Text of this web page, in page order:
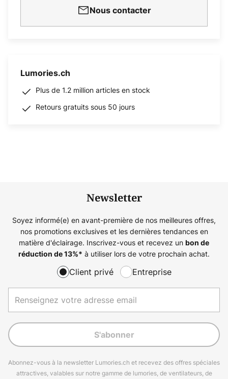
Nous contacter
Lumories.ch
Plus de 1.2 million articles en stock
Retours gratuits sous 50 jours
Newsletter
Soyez informé(e) en avant-première de nos meilleures offres,
nos promotions exclusives et les dernières tendances en
matière d'éclairage. Inscrivez-vous et recevez un bon de
réduction de13%* à utiliser lors de votre prochain achat.
Client privé Entreprise
S'abonner
Abonnez-vous à la newsletter Lumories.ch et recevez des offres spéciales
attractives, valables sur notre gamme de lumories, de ventilateurs, de